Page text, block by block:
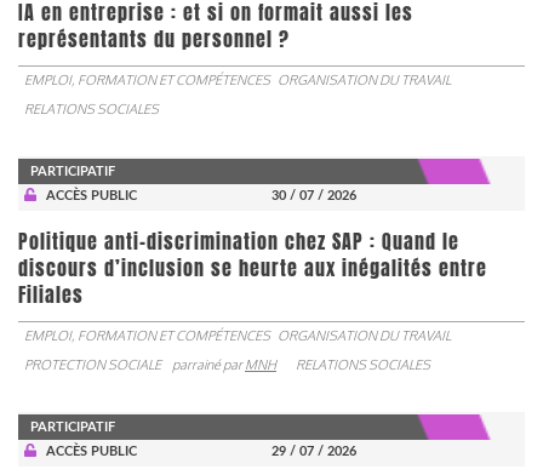
IA en entreprise : et si on formait aussi les
représentants du personnel ?
EMPLOI, FORMATION ET COMPÉTENCES ORGANISATION DU TRAVAIL
RELATIONS SOCIALES
PARTICIPATIF
ACCÈS PUBLIC
30 / 07 / 2026
Politique anti-discrimination chez SAP : Quand le
discours d’inclusion se heurte aux inégalités entre
Filiales
EMPLOI, FORMATION ET COMPÉTENCES ORGANISATION DU TRAVAIL
PROTECTION SOCIALE
parrainé parMNH RELATIONS SOCIALES
PARTICIPATIF
ACCÈS PUBLIC
29 / 07 / 2026